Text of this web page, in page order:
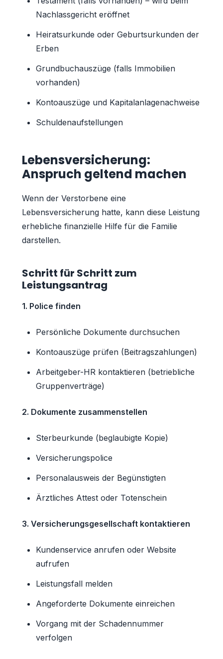
Nachlassgericht eröffnet
Heiratsurkunde oder Geburtsurkunden der
Erben
Grundbuchauszüge (falls Immobilien
vorhanden)
Kontoauszüge und Kapitalanlagenachweise
Schuldenaufstellungen
Lebensversicherung:
Anspruch geltend machen
Wenn der Verstorbene eine
Lebensversicherung hatte, kann diese Leistung
erhebliche finanzielle Hilfe für die Familie
darstellen.
Schritt für Schritt zum
Leistungsantrag
1. Police finden
Persönliche Dokumente durchsuchen
Kontoauszüge prüfen (Beitragszahlungen)
Arbeitgeber-HR kontaktieren (betriebliche
Gruppenverträge)
2. Dokumente zusammenstellen
Sterbeurkunde (beglaubigte Kopie)
Versicherungspolice
Personalausweis der Begünstigten
Ärztliches Attest oder Totenschein
3. Versicherungsgesellschaft kontaktieren
Kundenservice anrufen oder Website
aufrufen
Leistungsfall melden
Angeforderte Dokumente einreichen
Vorgang mit der Schadennummer
verfolgen